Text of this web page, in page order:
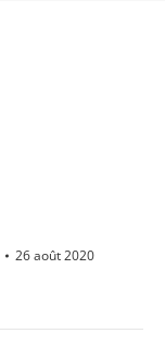
26 août 2020